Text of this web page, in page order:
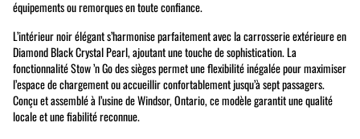
équipements ou remorques en toute confiance.
L’intérieur noir élégant s’harmonise parfaitement avec la carrosserie extérieure en
Diamond Black Crystal Pearl, ajoutant une touche de sophistication. La
fonctionnalité Stow ’n Go des sièges permet une flexibilité inégalée pour maximiser
l’espace de chargement ou accueillir confortablement jusqu’à sept passagers.
Conçu et assemblé à l’usine de Windsor, Ontario, ce modèle garantit une qualité
locale et une fiabilité reconnue.